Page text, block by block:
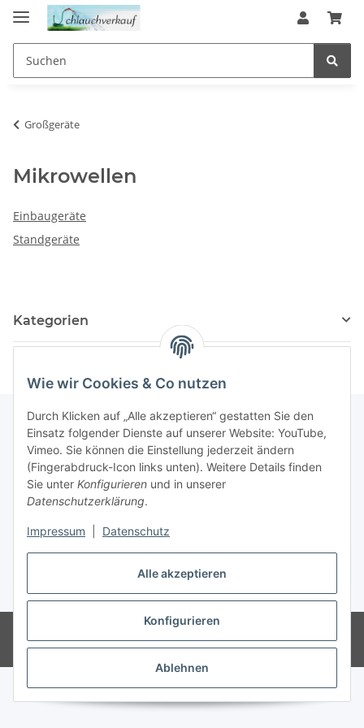
Alle akzeptieren
Konfigurieren
Ablehnen
Wie wir Cookies & Co nutzen
Durch Klicken auf „Alle akzeptieren“ gestatten Sie den
Einsatz folgender Dienste auf unserer Website: YouTube,
Vimeo. Sie können die Einstellung jederzeit ändern
(Fingerabdruck-Icon links unten). Weitere Details finden
Sie unter Konfigurieren und in unserer
Datenschutzerklärung.
Impressum Datenschutz
Großgeräte
Mikrowellen
Einbaugeräte
Standgeräte
Kategorien
Informationen
Gesetzliche Informationen
* Alle Preise inkl. gesetzlicher USt., zzgl.Versand
© 2023 Schlauchverkauf.de
Powered byJTL-Shop